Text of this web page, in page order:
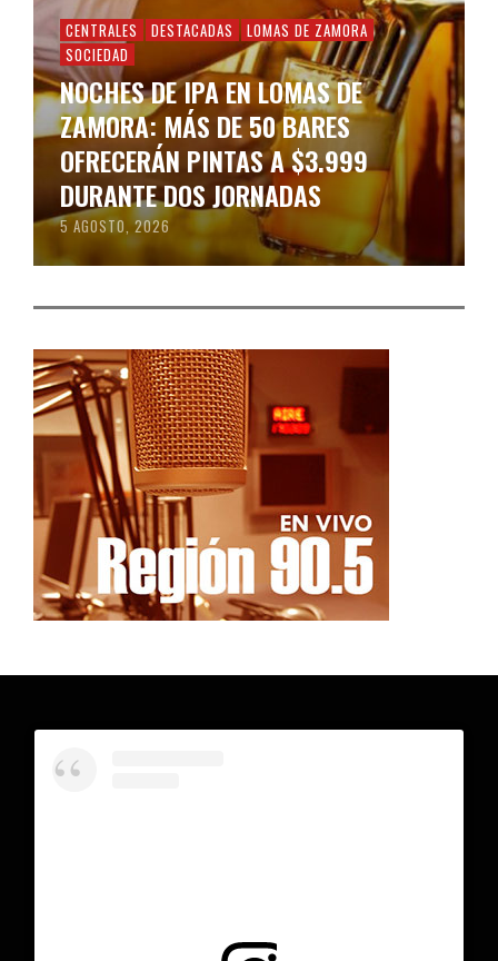
CENTRALES DESTACADAS
LOMAS DE ZAMORA
SOCIEDAD
NOCHES DE IPA EN LOMAS DE
ZAMORA: MÁS DE 50 BARES
OFRECERÁN PINTAS A $3.999
DURANTE DOS JORNADAS
5 AGOSTO, 2026